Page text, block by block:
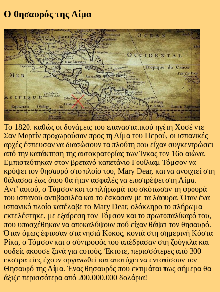
Ο θησαυρός της Λίμα
Το 1820, καθώς οι δυνάμεις του επαναστατικού ηγέτη Χοσέ ντε
Σαν Μαρτίν προχωρούσαν προς τη Λίμα του Περού, οι ισπανικές
αρχές έσπευσαν να διασώσουν τα πλούτη που είχαν συγκεντρώσει
από την κατάκτηση της αυτοκρατορίας των Ίνκας τον 16ο αιώνα.
Εμπιστεύτηκαν στον βρετανό καπετάνιο Γουίλιαμ Τόμσον να
κρύψει τον θησαυρό στο πλοίο του, Mary Dear, και να ανοιχτεί στη
θάλασσα έως ότου θα ήταν ασφαλές να επιστρέψει στη Λίμα.
Αντ’ αυτού, ο Τόμσον και το πλήρωμά του σκότωσαν τη φρουρά
του ισπανού αντιβασιλέα και το έσκασαν με τα λάφυρα. Όταν ένα
ισπανικό πλοίο κατέλαβε το Mary Dear, ολόκληρο το πλήρωμα
εκτελέστηκε, με εξαίρεση τον Τόμσον και το πρωτοπαλίκαρό του,
που υποσχέθηκαν να αποκαλύψουν πού είχαν θάψει τον θησαυρό.
Όταν όμως έφτασαν στα νησιά Κόκος, κοντά στη σημερινή Κόστα
Ρίκα, ο Τόμσον και ο σύντροφός του απέδρασαν στη ζούγκλα και
ουδείς άκουσε ξανά για αυτούς. Έκτοτε, περισσότερες από 300
εκστρατείες έχουν οργανωθεί και αποτύχει να εντοπίσουν τον
Θησαυρό της Λίμα. Ένας θησαυρός που εκτιμάται πως σήμερα θα
άξιζε περισσότερα από 200.000.000 δολάρια!